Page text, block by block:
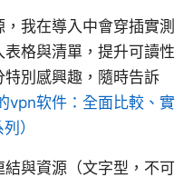
我在導入中會穿插實測
格與清單，提升可讀性
別感興趣，隨時告訴
vpn软件：全面比較、實
）
與資源（文字型，不可